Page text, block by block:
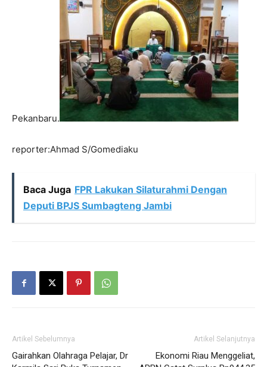
Pekanbaru.
reporter:Ahmad S/Gomediaku
Baca Juga FPR Lakukan Silaturahmi Dengan
Deputi BPJS Sumbagteng Jambi
Artikel Sebelumnya
Gairahkan Olahraga Pelajar, Dr
Artikel Selanjutnya
Ekonomi Riau Menggeliat,